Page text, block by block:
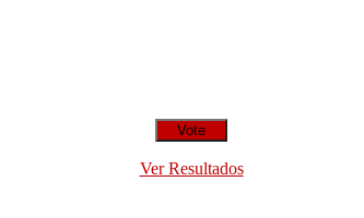
Ver Resultados